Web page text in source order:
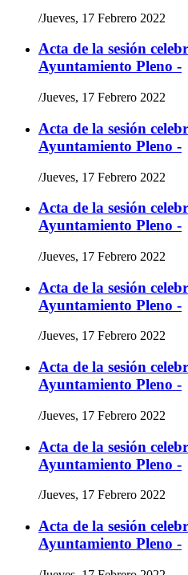
/Jueves, 17 Febrero 2022
Acta de la sesión
Ayuntamiento Pleno -
/Jueves, 17 Febrero 2022
Acta de la sesión
Ayuntamiento Pleno -
/Jueves, 17 Febrero 2022
Acta de la sesión
Ayuntamiento Pleno -
/Jueves, 17 Febrero 2022
Acta de la sesión
Ayuntamiento Pleno -
/Jueves, 17 Febrero 2022
Acta de la sesión
Ayuntamiento Pleno -
/Jueves, 17 Febrero 2022
Acta de la sesión
Ayuntamiento Pleno -
/Jueves, 17 Febrero 2022
Acta de la sesión
Ayuntamiento Pleno -